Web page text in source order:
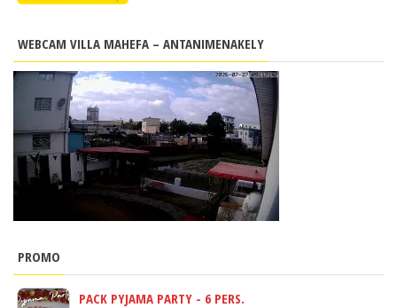
WEBCAM VILLA MAHEFA – ANTANIMENAKELY
PROMO
PACK PYJAMA PARTY - 6 PERS.